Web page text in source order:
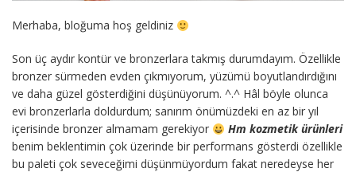
Merhaba, bloğuma hoş geldiniz
Son üç aydır kontür ve bronzerlara takmış durumdayım. Özellikle
bronzer sürmeden evden çıkmıyorum, yüzümü boyutlandırdığını
ve daha güzel gösterdiğini düşünüyorum. ^.^ Hâl böyle olunca
evi bronzerlarla doldurdum; sanırım önümüzdeki en az bir yıl
içerisinde bronzer almamam gerekiyor
Hm kozmetik ürünleri
benim beklentimin çok üzerinde bir performans gösterdi özellikle
bu paleti çok seveceğimi düşünmüyordum fakat neredeyse her